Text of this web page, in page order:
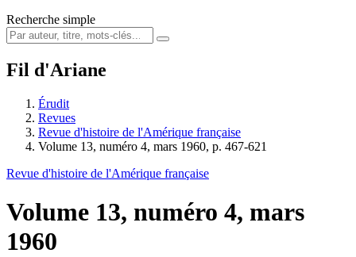
Recherche simple
Fil d'Ariane
Érudit
Revues
Revue d'histoire de l'Amérique française
Volume 13, numéro 4, mars 1960, p. 467-621
Revue d'histoire de l'Amérique française
Volume 13, numéro 4, mars
1960